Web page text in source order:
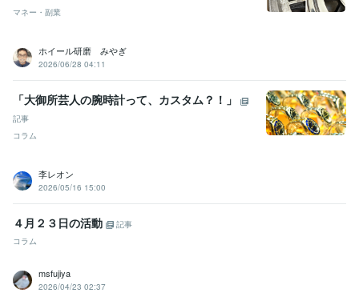
マネー・副業
ホイール研磨 みやぎ
2026/06/28 04:11
「大御所芸人の腕時計って、カスタム？！」
記事
コラム
李レオン
2026/05/16 15:00
４月２３日の活動
記事
コラム
msfujiya
2026/04/23 02:37